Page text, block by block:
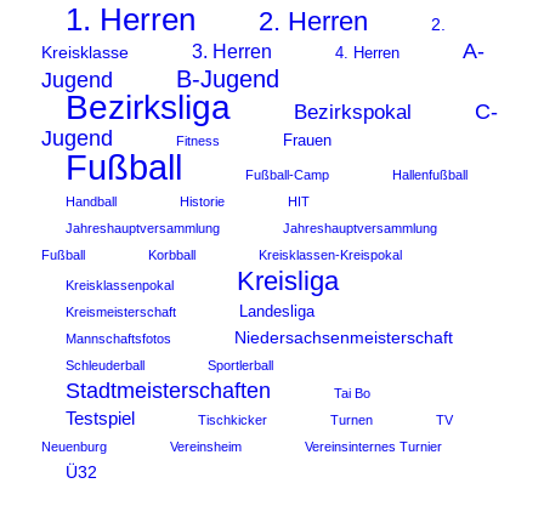
1. Herren 2. Herren
2.
Kreisklasse
3. Herren 4. Herren
A-
Jugend
B-Jugend
Bezirksliga Bezirkspokal
C-
Jugend
Fitness Frauen
Fußball Fußball-Camp
Hallenfußball
Handball
Historie
HIT
Jahreshauptversammlung
Jahreshauptversammlung
Fußball
Korbball Kreisklassen-Kreispokal
Kreisklassenpokal Kreisliga
Kreismeisterschaft Landesliga
Mannschaftsfotos Niedersachsenmeisterschaft
Schleuderball Sportlerball
Stadtmeisterschaften Tai Bo
Testspiel Tischkicker Turnen
TV
Neuenburg
Vereinsheim Vereinsinternes Turnier
Ü32